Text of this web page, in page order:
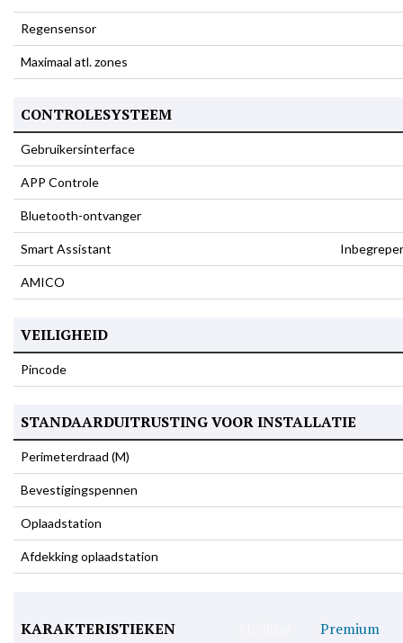
Regensensor
Maximaal atl. zones
CONTROLESYSTEEM
Gebruikersinterface
APP Controle
Bluetooth-ontvanger
Smart Assistant
AMICO
VEILIGHEID
Pincode
STANDAARDUITRUSTING VOOR INSTALLATIE
Perimeterdraad (M)
Bevestigingspennen
Oplaadstation
Afdekking oplaadstation
KARAKTERISTIEKEN Premium